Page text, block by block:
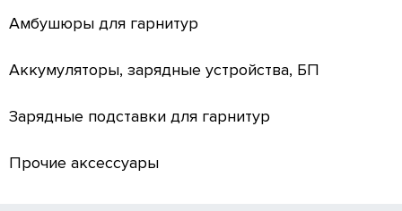
Амбушюры для гарнитур
Аккумуляторы, зарядные устройства, БП
Зарядные подставки для гарнитур
Прочие аксессуары